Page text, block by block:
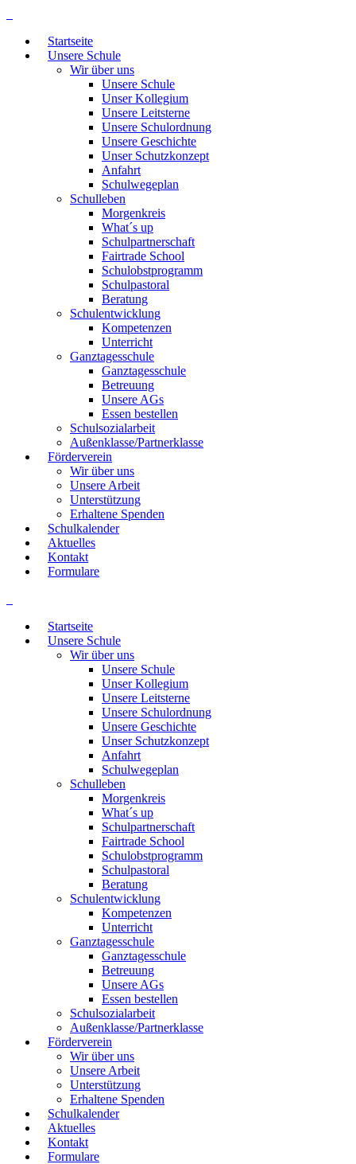
Startseite
Unsere Schule
Wir über uns
Unsere Schule
Unser Kollegium
Unsere Leitsterne
Unsere Schulordnung
Unsere Geschichte
Unser Schutzkonzept
Anfahrt
Schulwegeplan
Schulleben
Morgenkreis
What´s up
Schulpartnerschaft
Fairtrade School
Schulobstprogramm
Schulpastoral
Beratung
Schulentwicklung
Kompetenzen
Unterricht
Ganztagesschule
Ganztagesschule
Betreuung
Unsere AGs
Essen bestellen
Schulsozialarbeit
Außenklasse/Partnerklasse
Förderverein
Wir über uns
Unsere Arbeit
Unterstützung
Erhaltene Spenden
Schulkalender
Aktuelles
Kontakt
Formulare
Startseite
Unsere Schule
Wir über uns
Unsere Schule
Unser Kollegium
Unsere Leitsterne
Unsere Schulordnung
Unsere Geschichte
Unser Schutzkonzept
Anfahrt
Schulwegeplan
Schulleben
Morgenkreis
What´s up
Schulpartnerschaft
Fairtrade School
Schulobstprogramm
Schulpastoral
Beratung
Schulentwicklung
Kompetenzen
Unterricht
Ganztagesschule
Ganztagesschule
Betreuung
Unsere AGs
Essen bestellen
Schulsozialarbeit
Außenklasse/Partnerklasse
Förderverein
Wir über uns
Unsere Arbeit
Unterstützung
Erhaltene Spenden
Schulkalender
Aktuelles
Kontakt
Formulare